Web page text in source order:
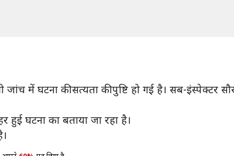
में घटना की सत्यता की पुष्टि हो गई है। सब-इंस्पेक्टर
हुई घटना का बताया जा रहा है।